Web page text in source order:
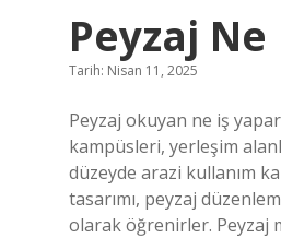
Peyzaj
Tarih: Nisan 11, 2025
Peyzaj okuyan ne iş
kampüsleri, yerleşim
düzeyde arazi kullanım
tasarımı, peyzaj
olarak öğrenirler. Peyzaj